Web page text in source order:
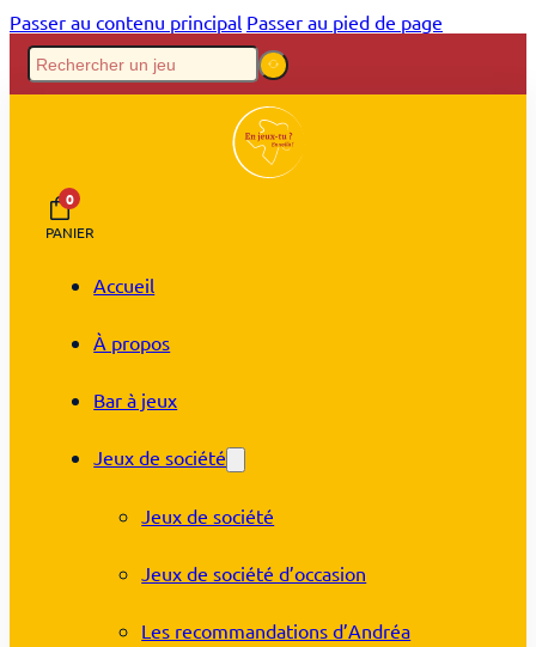
Passer au contenu principal Passer au pied de page
0
PANIER
Accueil
À propos
Bar à jeux
Jeux de société
Jeux de société
Jeux de société d’occasion
Les recommandations d’Andréa